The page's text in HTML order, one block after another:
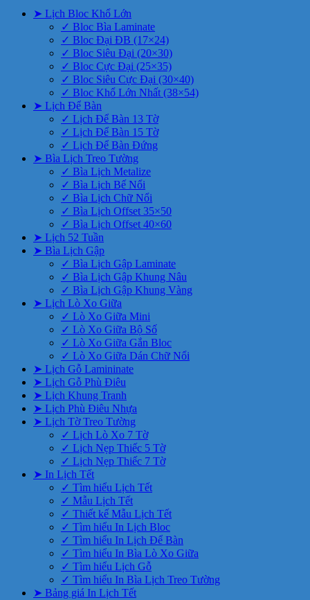
➤ Lịch Bloc Khổ Lớn
✓ Bloc Bìa Laminate
✓ Bloc Đại ĐB (17×24)
✓ Bloc Siêu Đại (20×30)
✓ Bloc Cực Đại (25×35)
✓ Bloc Siêu Cực Đại (30×40)
✓ Bloc Khổ Lớn Nhất (38×54)
➤ Lịch Để Bàn
✓ Lịch Để Bàn 13 Tờ
✓ Lịch Để Bàn 15 Tờ
✓ Lịch Để Bàn Đứng
➤ Bìa Lịch Treo Tường
✓ Bìa Lịch Metalize
✓ Bìa Lịch Bế Nổi
✓ Bìa Lịch Chữ Nổi
✓ Bìa Lịch Offset 35×50
✓ Bìa Lịch Offset 40×60
➤ Lịch 52 Tuần
➤ Bìa Lịch Gập
✓ Bìa Lịch Gập Laminate
✓ Bìa Lịch Gập Khung Nâu
✓ Bìa Lịch Gập Khung Vàng
➤ Lịch Lò Xo Giữa
✓ Lò Xo Giữa Mini
✓ Lò Xo Giữa Bộ Số
✓ Lò Xo Giữa Gắn Bloc
✓ Lò Xo Giữa Dán Chữ Nổi
➤ Lịch Gỗ Lamininate
➤ Lịch Gỗ Phù Điêu
➤ Lịch Khung Tranh
➤ Lịch Phù Điêu Nhựa
➤ Lịch Tờ Treo Tường
✓ Lịch Lò Xo 7 Tờ
✓ Lịch Nẹp Thiếc 5 Tờ
✓ Lịch Nẹp Thiếc 7 Tờ
➤ In Lịch Tết
✓ Tìm hiểu Lịch Tết
✓ Mẫu Lịch Tết
✓ Thiết kế Mẫu Lịch Tết
✓ Tìm hiểu In Lịch Bloc
✓ Tìm hiểu In Lịch Để Bàn
✓ Tìm hiểu In Bìa Lò Xo Giữa
✓ Tìm hiểu Lịch Gỗ
✓ Tìm hiểu In Bìa Lịch Treo Tường
➤ Bảng giá In Lịch Tết